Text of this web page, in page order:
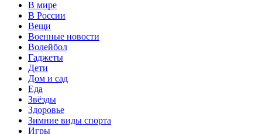
В мире
В России
Вещи
Военные новости
Волейбол
Гаджеты
Дети
Дом и сад
Еда
Звёзды
Здоровье
Зимние виды спорта
Игры